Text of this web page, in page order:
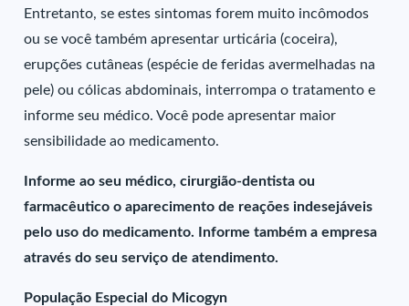
Entretanto, se estes sintomas forem muito incômodos
ou se você também apresentar urticária (coceira),
erupções cutâneas (espécie de feridas avermelhadas na
pele) ou cólicas abdominais, interrompa o tratamento e
informe seu médico. Você pode apresentar maior
sensibilidade ao medicamento.
Informe ao seu médico, cirurgião-dentista ou
farmacêutico o aparecimento de reações indesejáveis
pelo uso do medicamento. Informe também a empresa
através do seu serviço de atendimento.
População Especial do Micogyn